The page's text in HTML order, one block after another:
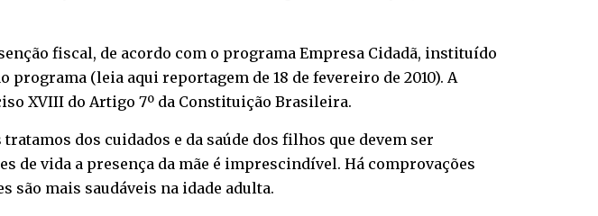
fiscal, de acordo com o programa Empresa Cidadã, instituído
programa (leia aqui reportagem de 18 de fevereiro de 2010). A
XVIII do Artigo 7º da Constituição Brasileira.
dos cuidados e da saúde dos filhos que devem ser
de vida a presença da mãe é imprescindível. Há comprovações
são mais saudáveis na idade adulta.